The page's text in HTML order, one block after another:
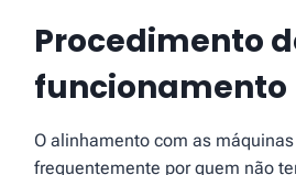
Procedimento
funcionamento
O alinhamento com as
frequentemente por quem não